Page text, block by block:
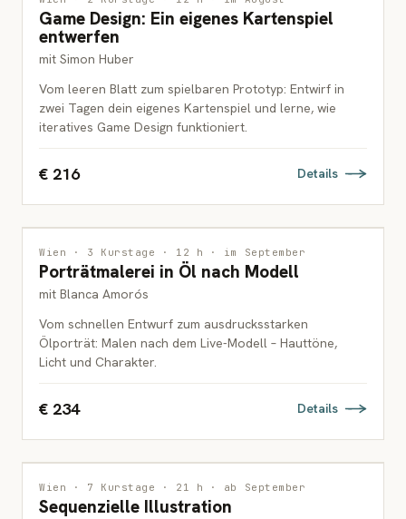
JUGENDLICHE & ERWACHSENE
Game Design: Ein eigenes Kartenspiel
entwerfen
mit Simon Huber
Vom leeren Blatt zum spielbaren Prototyp: Entwirf in
zwei Tagen dein eigenes Kartenspiel und lerne, wie
iteratives Game Design funktioniert.
€ 216 Details
MALEREI
ERWACHSENE
Wien · 3 Kurstage · 12 h · im September
Porträtmalerei in Öl nach Modell
mit Blanca Amorós
Vom schnellen Entwurf zum ausdrucksstarken
Ölporträt: Malen nach dem Live-Modell – Hauttöne,
Licht und Charakter.
€ 234 Details
ILLUSTRATION
ERWACHSENE
Wien · 7 Kurstage · 21 h · ab September
Sequenzielle Illustration